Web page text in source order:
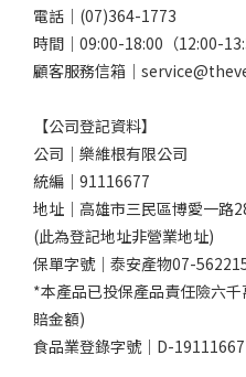
電話｜(07)364-1773
時間｜09:00-18:00（12:00-
顧客服務信箱｜
【公司登記資料】
公司｜樂維根有限公司
統編｜91116677
地址｜高雄市三民區博愛一路
(此為登記地址非營業地址)
保單字號｜泰安產物07-
*本產品已投保產品責任險六
賠金額)
食品業登錄字號｜D-